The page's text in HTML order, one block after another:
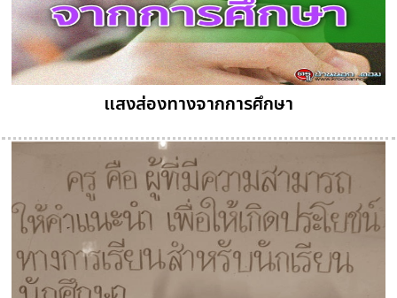
แสงส่องทางจากการศึกษา